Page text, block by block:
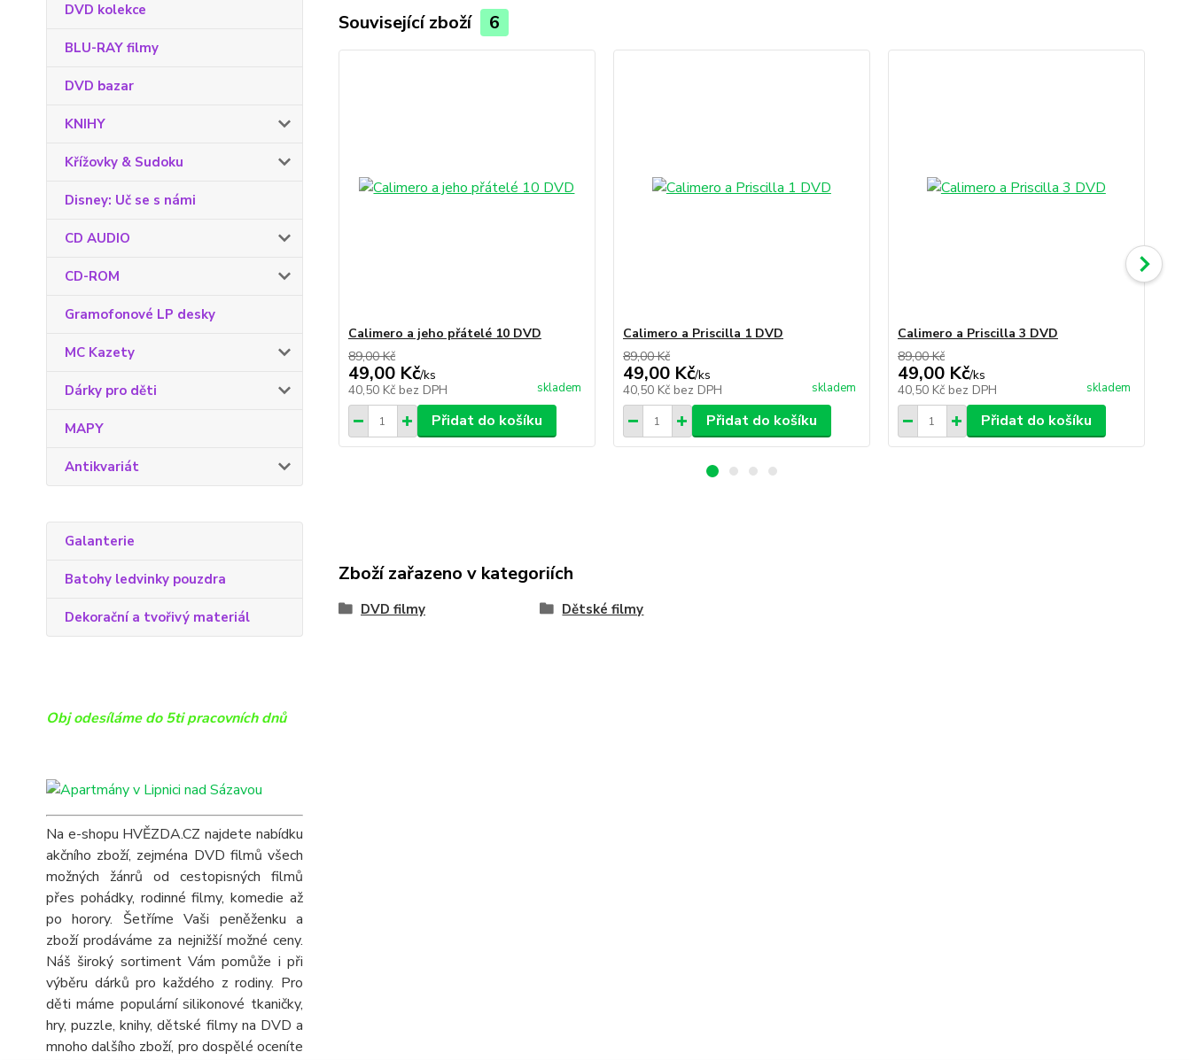
DVD kolekce
BLU-RAY filmy
DVD bazar
KNIHY
Křížovky & Sudoku
Disney: Uč se s námi
CD AUDIO
CD-ROM
Gramofonové LP desky
MC Kazety
Dárky pro děti
MAPY
Antikvariát
Galanterie
Batohy ledvinky pouzdra
Dekorační a tvořivý materiál
Obj odesíláme do 5ti pracovních dnů
Na e-shopu HVĚZDA.CZ najdete nabídku
akčního zboží, zejména DVD filmů všech
možných žánrů od cestopisných filmů
přes pohádky, rodinné filmy, komedie až
po horory. Šetříme Vaši peněženku a
zboží prodáváme za nejnižší možné ceny.
Náš široký sortiment Vám pomůže i při
výběru dárků pro každého z rodiny. Pro
děti máme populární silikonové tkaničky,
hry, puzzle, knihy, dětské filmy na DVD a
mnoho dalšího zboží, pro dospělé oceníte
Související zboží 6
Calimero a jeho přátelé 10 DVD
89,00 Kč
49,00 Kč/ks
40,50 Kč bez DPH skladem
Přidat do košíku
Calimero a Priscilla 1 DVD
89,00 Kč
49,00 Kč/ks
40,50 Kč bez DPH skladem
Přidat do košíku
Calimero a Priscilla 3 DVD
89,00 Kč
49,00 Kč/ks
40,50 Kč bez DPH skladem
Přidat do košíku
Zboží zařazeno v kategoriích
DVD filmy Dětské filmy